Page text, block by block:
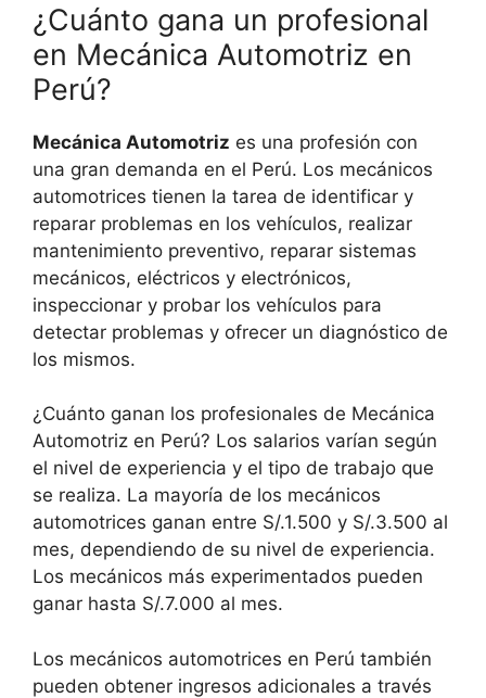
¿Cuánto gana un profesional
en Mecánica Automotriz en
Perú?
Mecánica Automotriz es una profesión con
una gran demanda en el Perú. Los mecánicos
automotrices tienen la tarea de identificar y
reparar problemas en los vehículos, realizar
mantenimiento preventivo, reparar sistemas
mecánicos, eléctricos y electrónicos,
inspeccionar y probar los vehículos para
detectar problemas y ofrecer un diagnóstico de
los mismos.
¿Cuánto ganan los profesionales de Mecánica
Automotriz en Perú? Los salarios varían según
el nivel de experiencia y el tipo de trabajo que
se realiza. La mayoría de los mecánicos
automotrices ganan entre S/.1.500 y S/.3.500 al
mes, dependiendo de su nivel de experiencia.
Los mecánicos más experimentados pueden
ganar hasta S/.7.000 al mes.
Los mecánicos automotrices en Perú también
pueden obtener ingresos adicionales a través